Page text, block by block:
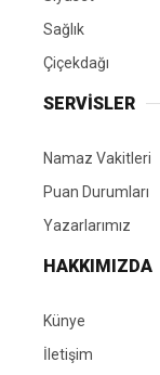
Sağlık
Çiçekdağı
SERVİSLER
Namaz Vakitleri
Puan Durumları
Yazarlarımız
HAKKIMIZDA
Künye
İletişim